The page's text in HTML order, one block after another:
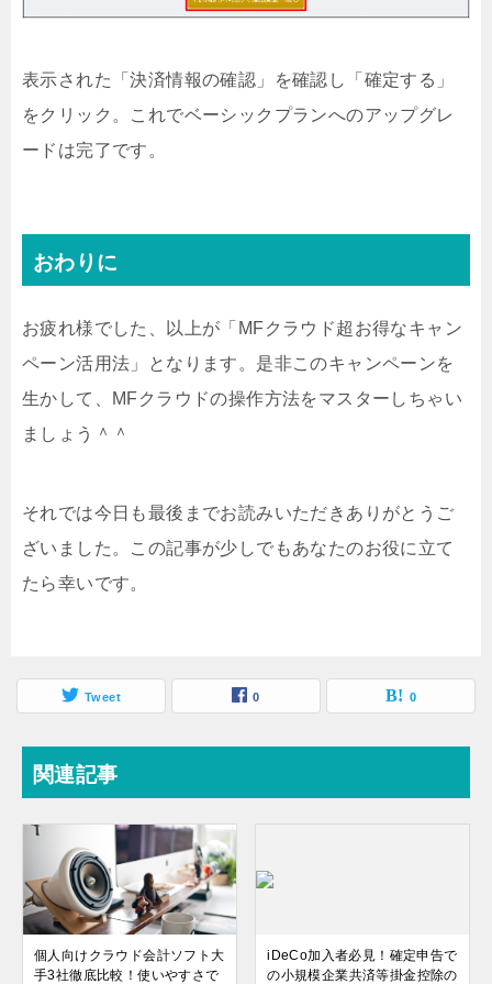
表示された「決済情報の確認」を確認し「確定する」
をクリック。これでベーシックプランへのアップグレ
ードは完了です。
おわりに
お疲れ様でした、以上が「MFクラウド超お得なキャン
ペーン活用法」となります。是非このキャンペーンを
生かして、MFクラウドの操作方法をマスターしちゃい
ましょう＾＾
それでは今日も最後までお読みいただきありがとうご
ざいました。この記事が少しでもあなたのお役に立て
たら幸いです。
Tweet 0 0
関連記事
個人向けクラウド会計ソフト大
手3社徹底比較！使いやすさで
iDeCo加入者必見！確定申告で
の小規模企業共済等掛金控除の